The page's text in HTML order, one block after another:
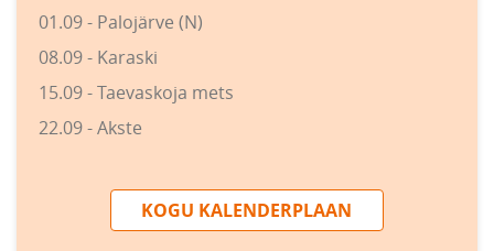
01.09 - Palojärve (N)
08.09 - Karaski
15.09 - Taevaskoja mets
22.09 - Akste
KOGU KALENDERPLAAN